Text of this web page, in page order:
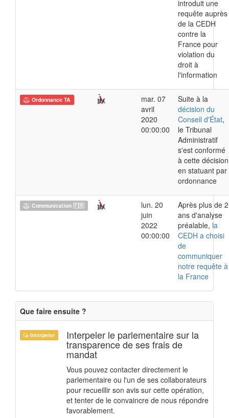
introduit une
requête auprès
de la CEDH
contre la
France pour
violation du
droit à
l'information
Ordonnance TA
mar. 07
avril
2020
00:00:00
Suite à la
décision du
Conseil d'État,
le Tribunal
Administratif
s'est conformé
à cette décision
en statuant par
ordonnance
Communication 🇫🇷
lun. 20
juin
2022
00:00:00
Après plus de 2
ans d'analyse
préalable, la
CEDH a choisi
de
communiquer
notre requête à
la France
Que faire ensuite ?
Interpeler Interpeler le parlementaire sur la
transparence de ses frais de
mandat
Vous pouvez contacter directement le
parlementaire ou l'un de ses collaborateurs
pour recueillir son avis sur cette opération,
et tenter de le convaincre de nous répondre
favorablement.